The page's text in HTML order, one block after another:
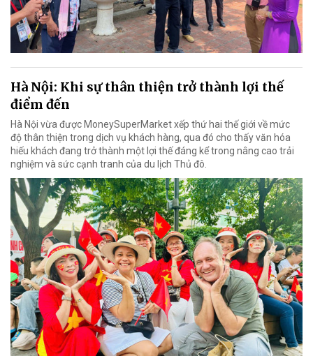
Hà Nội: Khi sự thân thiện trở thành lợi thế
điểm đến
Hà Nội vừa được MoneySuperMarket xếp thứ hai thế giới về mức
độ thân thiện trong dịch vụ khách hàng, qua đó cho thấy văn hóa
hiếu khách đang trở thành một lợi thế đáng kể trong nâng cao trải
nghiệm và sức cạnh tranh của du lịch Thủ đô.